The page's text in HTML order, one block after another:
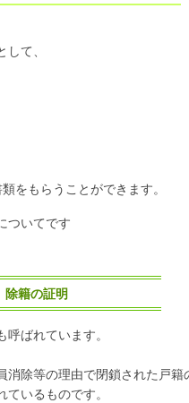
て、
をもらうことができます。
ついてです
除籍の証明
ばれています。
消除等の理由で閉鎖された戸籍
いるものです。